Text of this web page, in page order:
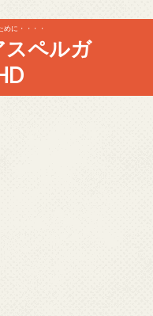
めに・・・・
ペルガ